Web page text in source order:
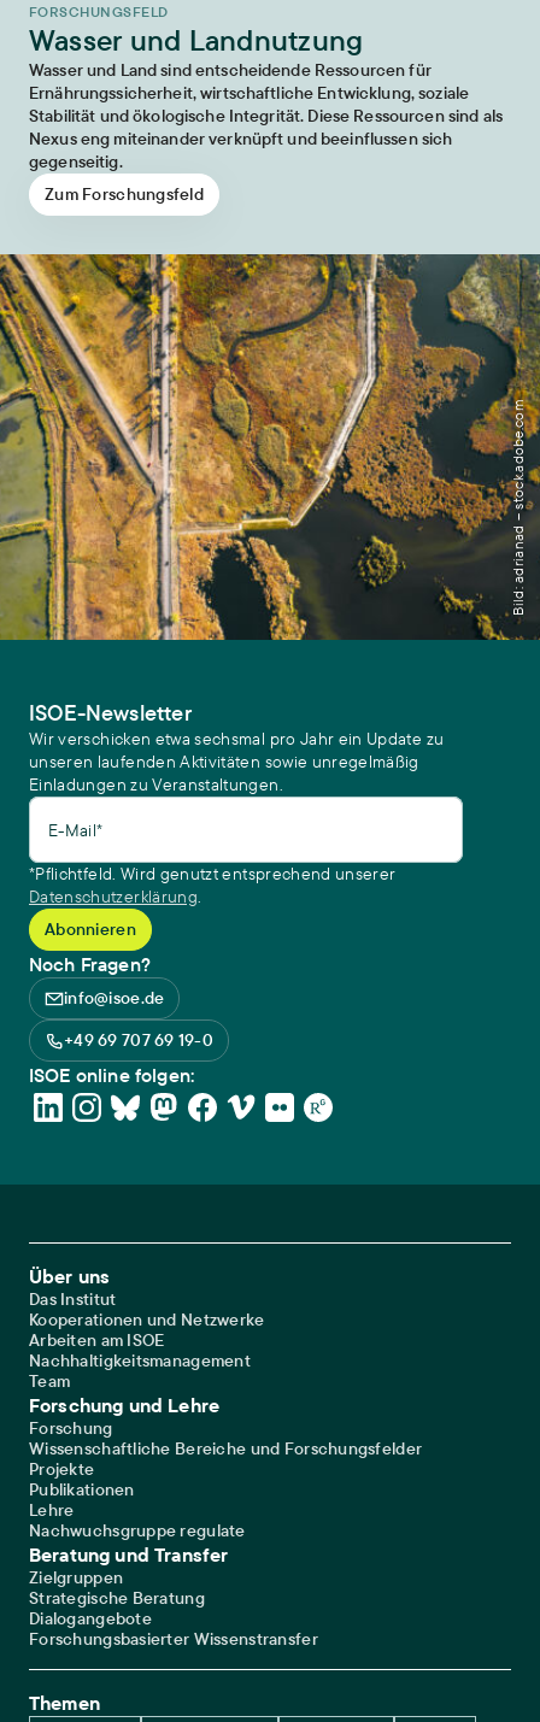
FORSCHUNGSFELD
Wasser und Landnutzung
Wasser und Land sind entscheidende Ressourcen für
Ernährungssicherheit, wirtschaftliche Entwicklung, soziale
Stabilität und ökologische Integrität. Diese Ressourcen sind als
Nexus eng miteinander verknüpft und beeinflussen sich
gegenseitig.
Zum Forschungsfeld
Bild: adrianad – stock.adobe.com
ISOE-Newsletter
Wir verschicken etwa sechsmal pro Jahr ein Update zu
unseren laufenden Aktivitäten sowie unregelmäßig
Einladungen zu Veranstaltungen.
E-Mail*
*Pflichtfeld. Wird genutzt entsprechend unserer
Datenschutzerklärung.
Noch Fragen?
info@isoe.de
+49 69 707 69 19-0
ISOE online folgen:
Footer Main Navigation
Über uns
Das Institut
Kooperationen und Netzwerke
Arbeiten am ISOE
Nachhaltigkeitsmanagement
Team
Forschung und Lehre
Forschung
Wissenschaftliche Bereiche und Forschungsfelder
Projekte
Publikationen
Lehre
Nachwuchsgruppe regulate
Beratung und Transfer
Zielgruppen
Strategische Beratung
Dialogangebote
Forschungsbasierter Wissenstransfer
Themen